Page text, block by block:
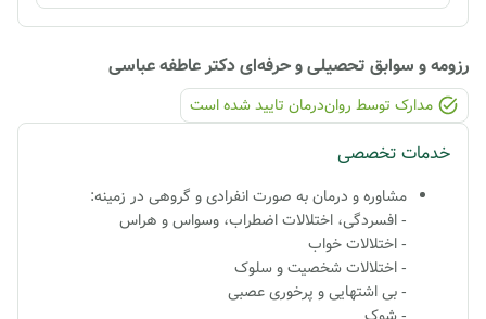
رزومه و سوابق تحصیلی و حرفه‌ایدکتر عاطفه عباسی
مدارک توسط روان‌درمان تایید شده ‌است
خدمات تخصصی
مشاوره و درمان به صورت انفرادی و گروهی در زمینه:
- افسردگی، اختلالات اضطراب، وسواس و هراس
- اختلالات خواب
- اختلالات شخصیت و سلوک
- بی اشتهایی و پرخوری عصبی